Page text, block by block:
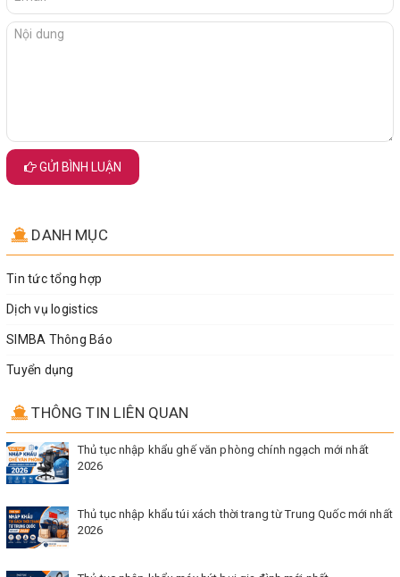
GỬI BÌNH LUẬN
DANH MỤC
Tin tức tổng hợp
Dịch vụ logistics
SIMBA Thông Báo
Tuyển dụng
THÔNG TIN LIÊN QUAN
Thủ tục nhập khẩu ghế văn phòng chính ngạch mới nhất
2026
Thủ tục nhập khẩu túi xách thời trang từ Trung Quốc mới nhất
2026